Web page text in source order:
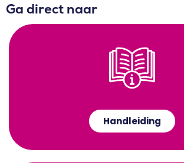
Ga direct naar
Handleiding